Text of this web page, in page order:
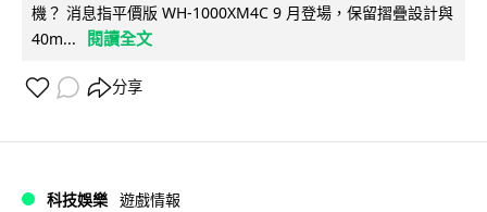
機？ 消息指平價版 WH-1000XM4C 9 月登場，保留摺疊設計與
40m...
閱讀全文
分享
科技娛樂 遊戲情報